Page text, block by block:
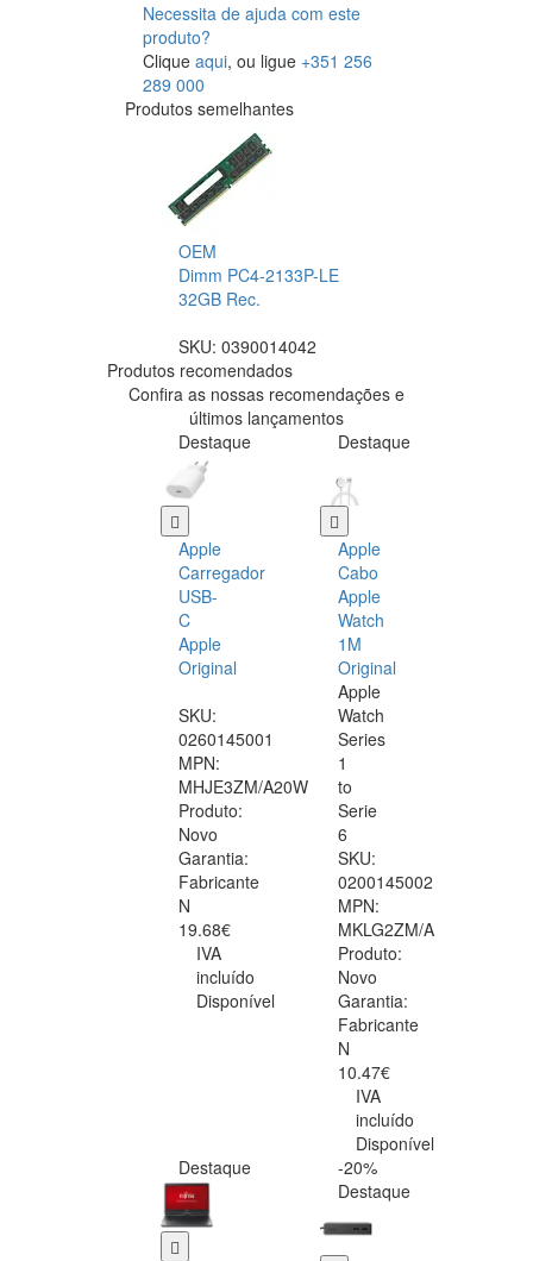
Necessita de ajuda com este
produto?
Clique aqui, ou ligue +351 256
289 000
Produtos semelhantes
OEM
Dimm PC4-2133P-LE
32GB Rec.
SKU: 0390014042
Produtos recomendados
Confira as nossas recomendações e
últimos lançamentos
Destaque
Apple
Carregador
USB-
C
Apple
Original
SKU:
0260145001
MPN:
MHJE3ZM/A20W
Produto:
Novo
Garantia:
Fabricante
N
19.68€
IVA
incluído
Disponível
Destaque
Apple
Cabo
Apple
Watch
1M
Original
Apple
Watch
Series
1
to
Serie
6
SKU:
0200145002
MPN:
MKLG2ZM/A
Produto:
Novo
Garantia:
Fabricante
N
10.47€
IVA
incluído
Disponível
Destaque
-20%
Destaque